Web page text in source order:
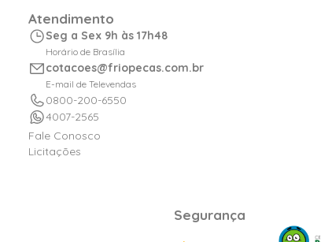
Atendimento
Seg a Sex 9h às 17h48
Horário de Brasília
cotacoes@friopecas.com.br
E-mail de Televendas
0800-200-6550
4007-2565
Fale Conosco
Licitações
Segurança